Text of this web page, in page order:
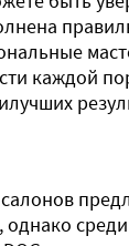
каждой